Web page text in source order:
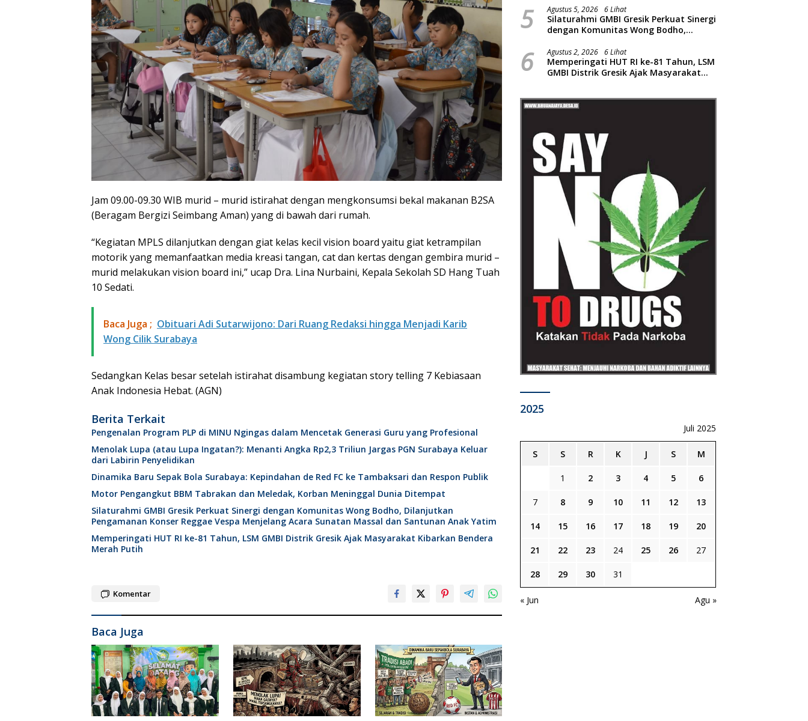
Jam 09.00-09.30 WIB murid – murid istirahat dengan mengkonsumsi bekal makanan B2SA
(Beragam Bergizi Seimbang Aman) yang di bawah dari rumah.
“Kegiatan MPLS dilanjutkan dengan giat kelas kecil vision board yaitu giat ketrampilan
motorik yang memanfaatkan media kreasi tangan, cat dan kertas dengan gembira murid –
murid melakukan vision board ini,” ucap Dra. Lina Nurbaini, Kepala Sekolah SD Hang Tuah
10 Sedati.
Baca Juga ; Obituari Adi Sutarwijono: Dari Ruang Redaksi hingga Menjadi Karib
Wong Cilik Surabaya
Sedangkan Kelas besar setelah istirahat disambung kegiatan story telling 7 Kebiasaan
Anak Indonesia Hebat. (AGN)
Berita Terkait
Pengenalan Program PLP di MINU Ngingas dalam Mencetak Generasi Guru yang Profesional
Menolak Lupa (atau Lupa Ingatan?): Menanti Angka Rp2,3 Triliun Jargas PGN Surabaya Keluar
dari Labirin Penyelidikan
Dinamika Baru Sepak Bola Surabaya: Kepindahan de Red FC ke Tambaksari dan Respon Publik
Motor Pengangkut BBM Tabrakan dan Meledak, Korban Meninggal Dunia Ditempat
Silaturahmi GMBI Gresik Perkuat Sinergi dengan Komunitas Wong Bodho, Dilanjutkan
Pengamanan Konser Reggae Vespa Menjelang Acara Sunatan Massal dan Santunan Anak Yatim
Memperingati HUT RI ke-81 Tahun, LSM GMBI Distrik Gresik Ajak Masyarakat Kibarkan Bendera
Merah Putih
Komentar
Baca Juga
5 Agustus 5, 2026 6 Lihat
Silaturahmi GMBI Gresik Perkuat Sinergi
dengan Komunitas Wong Bodho,
Reggae Vespa Menjelang Acara
Sunatan Massal dan Santunan Anak
Yatim
6 Agustus 2, 2026 6 Lihat
Memperingati HUT RI ke-81 Tahun, LSM
GMBI Distrik Gresik Ajak Masyarakat
2025
Juli 2025
S S R K J S M
1 2 3 4 5 6
7 8 9 10 11 12 13
14 15 16 17 18 19 20
21 22 23 24 25 26 27
28 29 30 31
« Jun Agu »